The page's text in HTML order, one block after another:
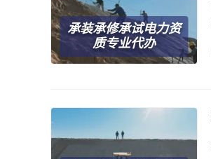
承装承修承试电力资
质专业代办